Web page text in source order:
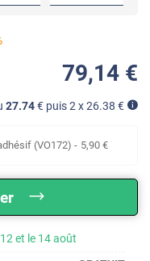
79,14 €
27.74€ puis 2 x26.38 €
(VO172) - 5,90 €
et le 14 août